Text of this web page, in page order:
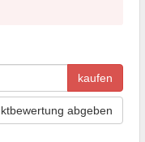
kaufen
abgeben